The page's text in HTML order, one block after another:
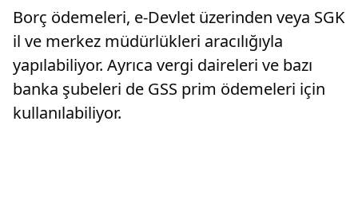
Kariyer Kapısı üzerinden elektronik ortamda
alınacak.
Borç ödemeleri, e-Devlet üzerinden veya SGK
il ve merkez müdürlükleri aracılığıyla
yapılabiliyor. Ayrıca vergi daireleri ve bazı
banka şubeleri de GSS prim ödemeleri için
kullanılabiliyor.